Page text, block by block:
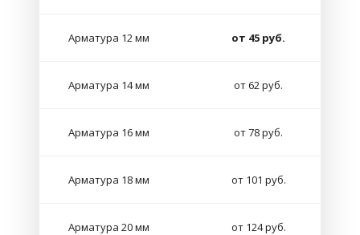
Арматура 12 мм от 45 руб.
Арматура 14 мм от 62 руб.
Арматура 16 мм от 78 руб.
Арматура 18 мм от 101 руб.
Арматура 20 мм от 124 руб.